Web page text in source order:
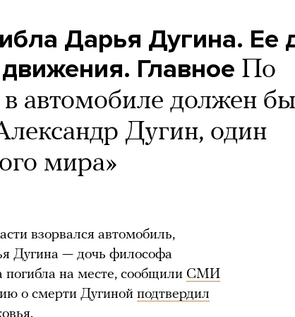
Дарья Дугина. Ее
Главное По
автомобиле должен
Дугин, один
мира»
взорвался автомобиль,
Дугина — дочь философа
на месте, сообщили СМИ
о смерти Дугиной подтвердил